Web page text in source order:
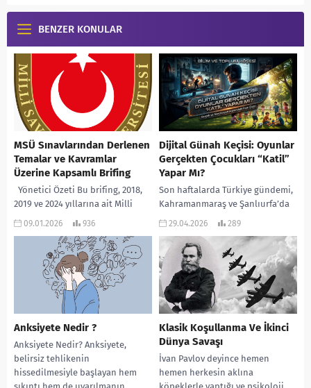
BENZER KONULAR
MSÜ Sınavlarından Derlenen
Temalar ve Kavramlar
Üzerine Kapsamlı Brifing
Yönetici Özeti Bu brifing, 2018,
2019 ve 2024 yıllarına ait Milli
Savunma Üniversitesi (MSÜ)
09.01.2026 936
Dijital Günah Keçisi: Oyunlar
Gerçekten Çocukları “Katil”
Yapar Mı?
Son haftalarda Türkiye gündemi,
Kahramanmaraş ve Şanlıurfa’da
yaşanan üzücü okul olayları ve
kısıtlamalarıyla çalkalanıyor.
Tartışmaların odağında...
29.04.2026 289
Anksiyete Nedir ?
Anksiyete Nedir? Anksiyete,
belirsiz tehlikenin
hissedilmesiyle başlayan hem
Klasik Koşullanma Ve İkinci
Dünya Savaşı
İvan Pavlov deyince hemen
hemen herkesin aklına